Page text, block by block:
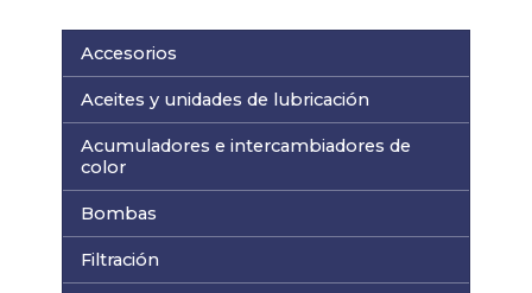
Accesorios
Aceites y unidades de lubricación
Acumuladores e intercambiadores de
color
Bombas
Filtración